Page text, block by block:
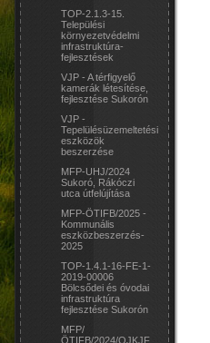
TOP-2.1.3-15.
Települési
környezetvédelmi
infrastruktúra-
fejlesztések
VJP - A térfigyelő
kamerák létesítése,
fejlesztése Sukorón
VJP -
Tepelülésüzemeltetési
eszközök
beszerzése
MFP-UHJ/2024
Sukoró, Rákóczi
utca útfelújítása
MFP-ÖTIFB/2025 -
Kommunális
eszközbeszerzés-
2025
TOP-1.4.1-16-FE-1-
2019-00006
Bölcsődei és óvodai
infrastruktúra
fejlesztése Sukorón
MFP/
ÖTIFB/2024/OJKJF